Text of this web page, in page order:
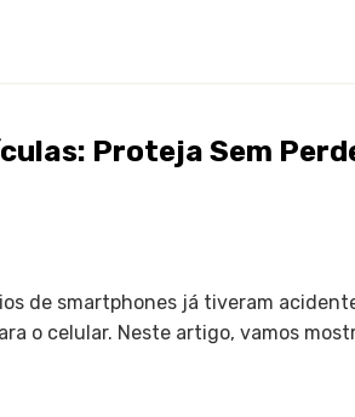
Proteja Sem
de smartphones já tiveram
o celular. Neste artigo, vamos